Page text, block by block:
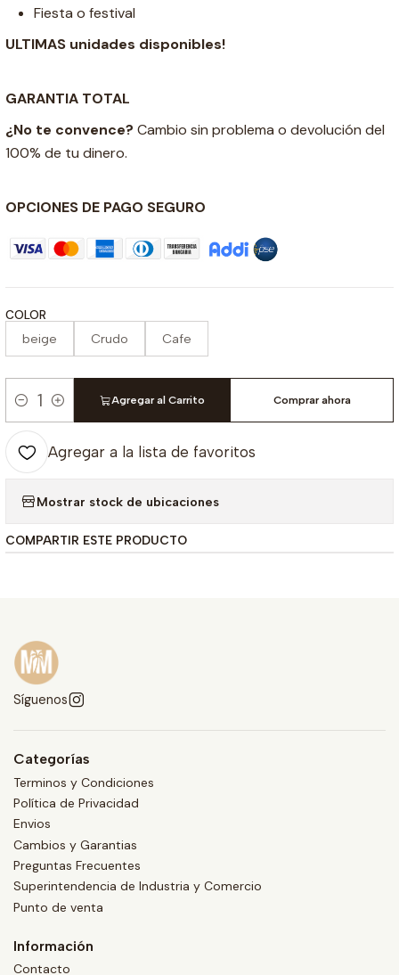
Fiesta o festival
ULTIMAS unidades disponibles!
GARANTIA TOTAL
¿No te convence? Cambio sin problema o devolución del
100% de tu dinero.
OPCIONES DE PAGO SEGURO
COLOR
beige Crudo Cafe
Cantidad
Agregar al Carrito Comprar ahora
Agregar a la lista de favoritos
Mostrar stock de ubicaciones
COMPARTIR ESTE PRODUCTO
Síguenos
Categorías
Terminos y Condiciones
Política de Privacidad
Envios
Cambios y Garantias
Preguntas Frecuentes
Superintendencia de Industria y Comercio
Punto de venta
Información
Contacto